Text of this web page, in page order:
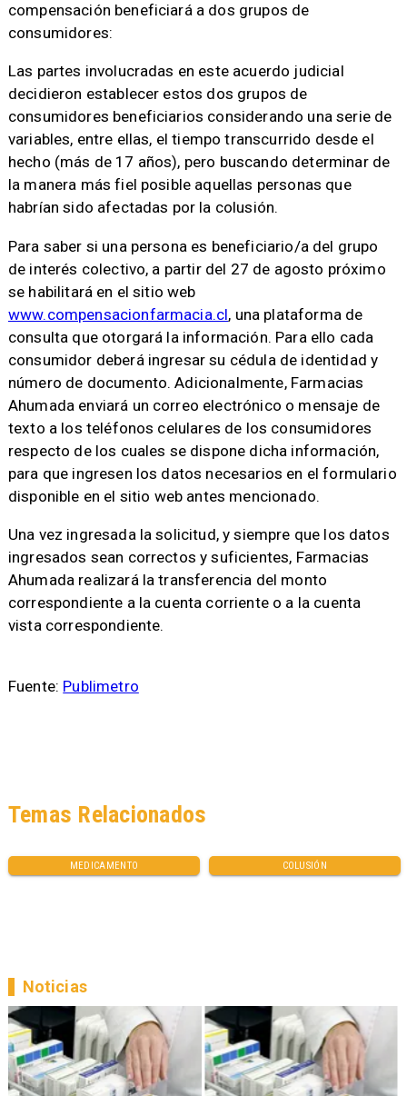
compensación beneficiará a dos grupos de
consumidores:
Las partes involucradas en este acuerdo judicial
decidieron establecer estos dos grupos de
consumidores beneficiarios considerando una serie de
variables, entre ellas, el tiempo transcurrido desde el
hecho (más de 17 años), pero buscando determinar de
la manera más fiel posible aquellas personas que
habrían sido afectadas por la colusión.
Para saber si una persona es beneficiario/a del grupo
de interés colectivo, a partir del 27 de agosto próximo
se habilitará en el sitio web
www.compensacionfarmacia.cl, una plataforma de
consulta que otorgará la información. Para ello cada
consumidor deberá ingresar su cédula de identidad y
número de documento. Adicionalmente, Farmacias
Ahumada enviará un correo electrónico o mensaje de
texto a los teléfonos celulares de los consumidores
respecto de los cuales se dispone dicha información,
para que ingresen los datos necesarios en el formulario
disponible en el sitio web antes mencionado.
Una vez ingresada la solicitud, y siempre que los datos
ingresados sean correctos y suficientes, Farmacias
Ahumada realizará la transferencia del monto
correspondiente a la cuenta corriente o a la cuenta
vista correspondiente.
Fuente: Publimetro
MEDICAMENTO COLUSIÓN
Temas Relacionados
Noticias